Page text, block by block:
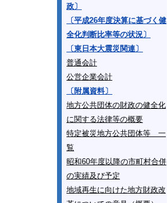
政〕
〔平成26年度決算に基づく健
全化判断比率等の状況〕
〔東日本大震災関連〕
普通会計
公営企業会計
〔附属資料〕
地方公共団体の財政の健全化
に関する法律等の概要
特定被災地方公共団体等 一
覧
昭和60年度以降の市町村合併
の実績及び予定
地域再生に向けた地方財政改